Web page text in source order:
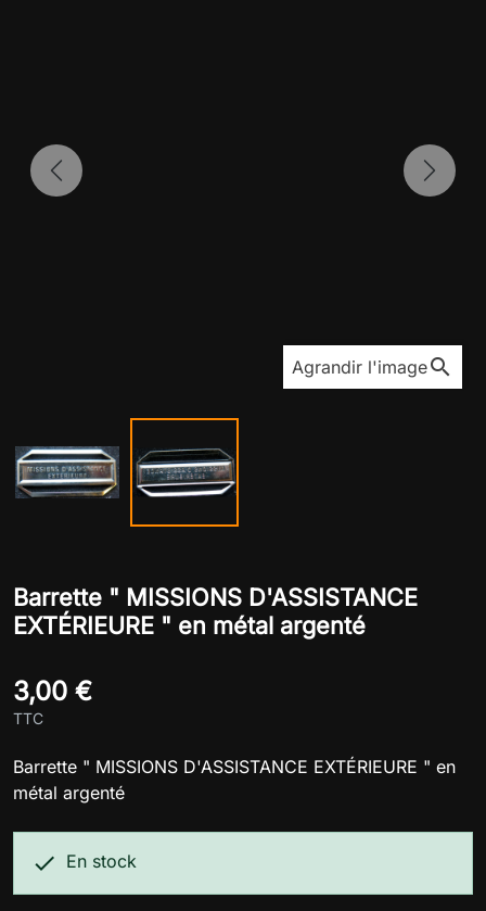
Previous Next
Agrandir l'imagesearch
Barrette " MISSIONS D'ASSISTANCE
EXTÉRIEURE " en métal argenté
3,00 €
TTC
Barrette " MISSIONS D'ASSISTANCE EXTÉRIEURE " en
métal argenté
 En stock